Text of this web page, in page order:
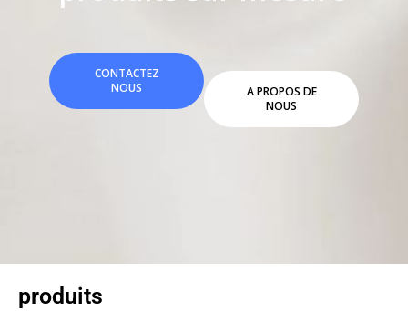
CONTACTEZ
NOUS
A PROPOS DE
NOUS
produits